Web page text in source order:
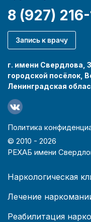
8 (927)
Запись к врачу
г. имени Свердлова,
городской посёлок,
Ленинградская
Политика
© 2010 - 2026
РЕХАБ имени
Наркологическая
Лечение
Реабилитация